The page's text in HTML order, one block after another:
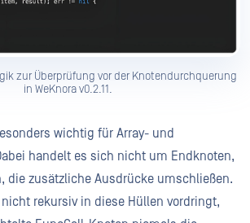
zur Überprüfung vor der Knotendurchquerung
in WeKnora v0.2.11.
wichtig für Array- und
handelt es sich nicht um Endknoten,
die zusätzliche Ausdrücke umschließen.
nicht rekursiv in diese Hüllen vordringt,